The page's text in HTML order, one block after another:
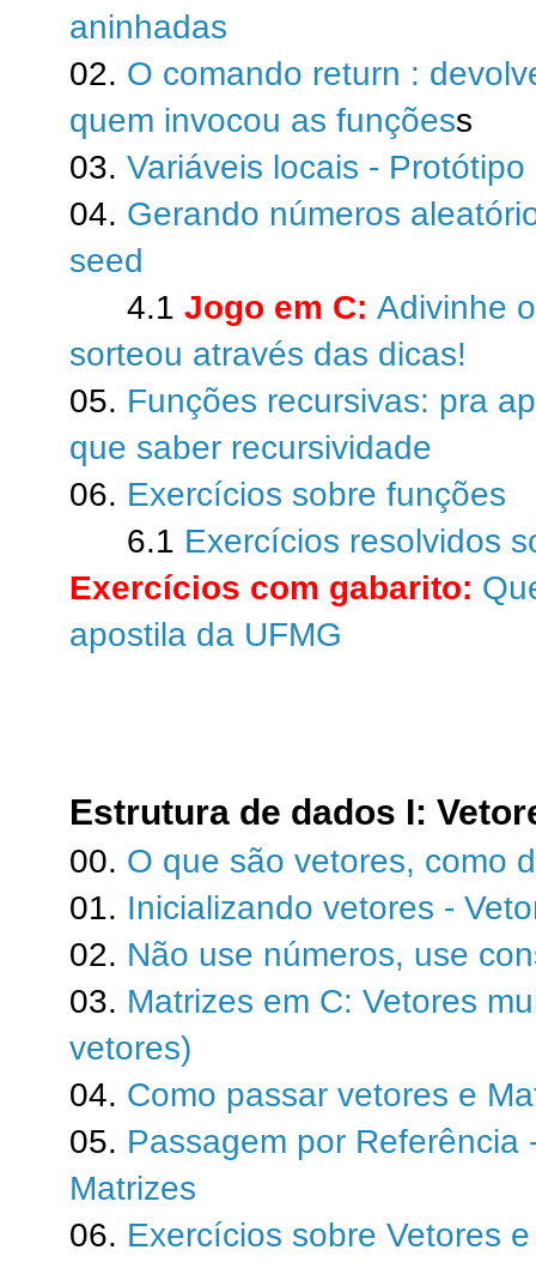
aninhadas
02. O comando return :
quem invocou as funçõess
03. Variáveis locais -
04. Gerando números
seed
4.1 Jogo em C: Adivinhe
sorteou através das dicas!
05. Funções recursivas: pra
que saber recursividade
06. Exercícios sobre funções
6.1 Exercícios resolvidos
Exercícios com gabarito:
apostila da UFMG
Estrutura de dados I:
00. O que são vetores, como
01. Inicializando vetores -
02. Não use números, use
03. Matrizes em C: Vetores
vetores)
04. Como passar vetores e
05. Passagem por Referência
Matrizes
06. Exercícios sobre Vetores